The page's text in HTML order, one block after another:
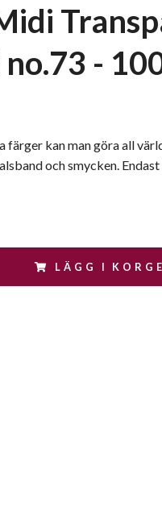
-
färger kan man göra all
och smycken.
LÄGG I